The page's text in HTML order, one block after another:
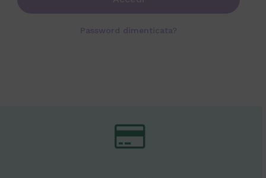
Password dimenticata?